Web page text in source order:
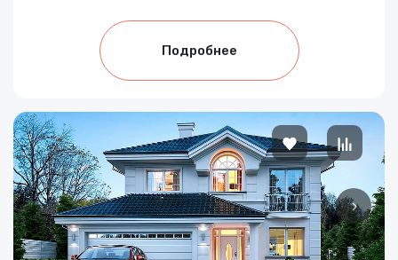
Подробнее